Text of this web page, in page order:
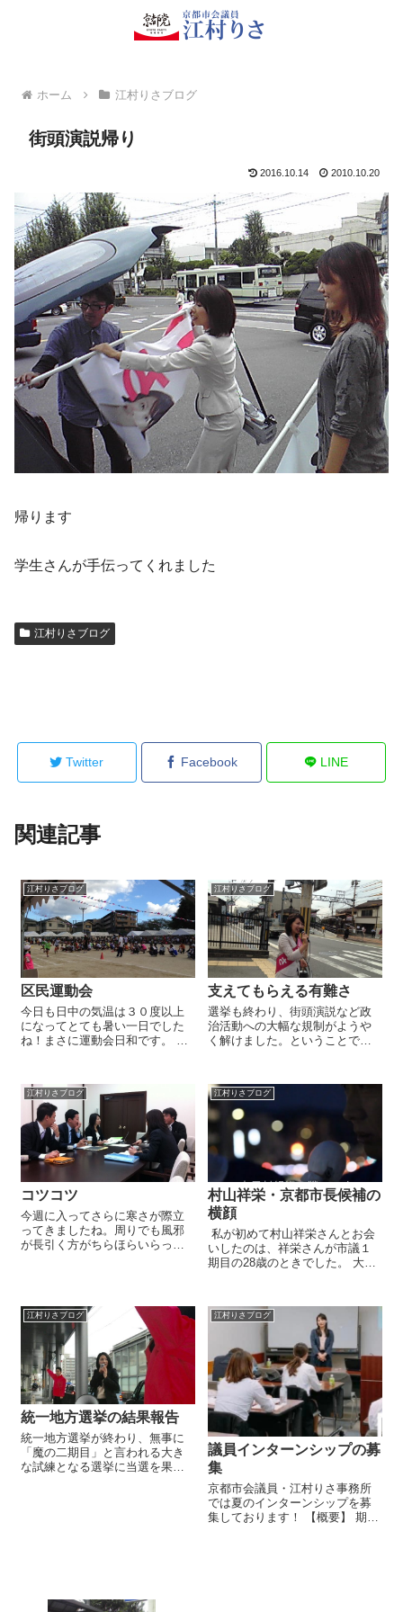
ホーム 江村りさブログ
街頭演説帰り
2016.10.14 2010.10.20
帰ります
学生さんが手伝ってくれました
江村りさブログ
Twitter Facebook LINE
関連記事
江村りさブログ
区民運動会
今日も日中の気温は３０度以上
になってとても暑い一日でした
ね！まさに運動会日和です。 私
ただきましたが、どこの学校も
運動場いっぱいに設置されたブ
ースから熱い声援が響きすごく
盛り上がってい...
江村りさブログ
支えてもらえる有難さ
選挙も終わり、街頭演説など政
治活動への大幅な規制がようや
く解けました。ということで、
の交差点の場をお借りしてお話
させていただきました。 今回、
大津候補の選挙を応援して改め
て強く感じさせ...
江村りさブログ
コツコツ
今週に入ってさらに寒さが際立
ってきましたね。周りでも風邪
が長引く方がちらほらいらっし
けないですね。 １月もスケジュ
ール帳は予定が...
江村りさブログ
村山祥栄・京都市長候補の
横顔
私が初めて村山祥栄さんとお会
いしたのは、祥栄さんが市議１
期目の28歳のときでした。 大学
めて村山祥栄事務所の門をたた
いたあの日のことは今でも覚え
の...
江村りさブログ
統一地方選挙の結果報告
統一地方選挙が終わり、無事に
「魔の二期目」と言われる大き
な試練となる選挙に当選を果た
江村りさブログ
議員インターンシップの募
集
京都市会議員・江村りさ事務所
では夏のインターンシップを募
集しております！ 【概要】 期